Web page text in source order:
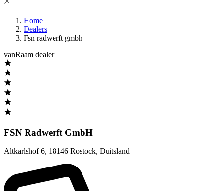
Home
Dealers
Fsn radwerft gmbh
vanRaam dealer
FSN Radwerft GmbH
Altkarlshof 6, 18146 Rostock, Duitsland